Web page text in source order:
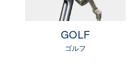
浦市・つくば市・阿見
市・龍ヶ崎市・取手市
みらい市・守谷市）
GOLF
ゴルフ